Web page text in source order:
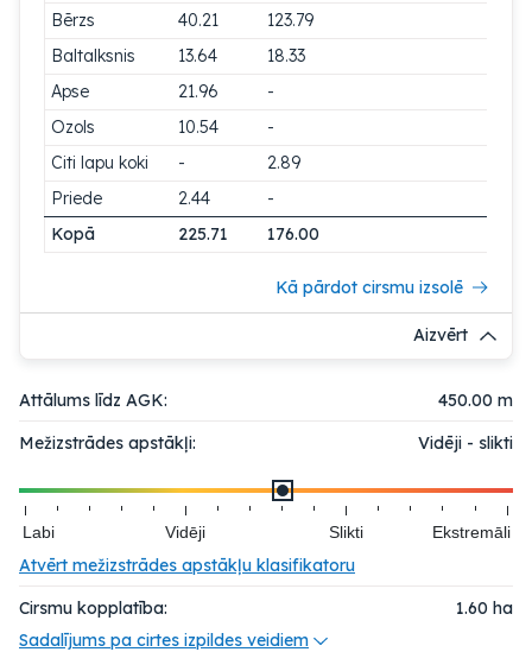
Bērzs
40.21
123.79
Baltalksnis
13.64
18.33
Apse
21.96
-
Ozols
10.54
-
Citi lapu koki
-
2.89
Priede
2.44
-
Kopā
225.71 176.00
Kā pārdot cirsmu izsolē
Aizvērt
Attālums līdz AGK:
450.00 m
Mežizstrādes apstākļi:
Vidēji - slikti
Labi Vidēji Slikti Ekstremāli
Atvērt mežizstrādes apstākļu klasifikatoru
Cirsmu kopplatība:
1.60 ha
Sadalījums pa cirtes izpildes veidiem